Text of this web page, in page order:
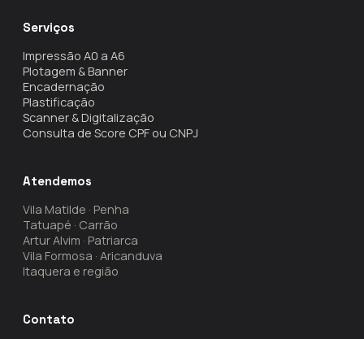
Serviços
Impressão A0 a A6
Plotagem & Banner
Encadernação
Plastificação
Scanner & Digitalização
Consulta de Score CPF ou CNPJ
Atendemos
Vila Matilde · Penha
Tatuapé · Carrão
Artur Alvim · Patriarca
Vila Formosa · Aricanduva
Itaquera e região
Contato